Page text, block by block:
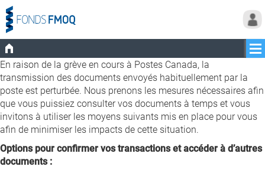
En raison de la grève en cours à Postes Canada, la
transmission des documents envoyés habituellement par la
poste est perturbée. Nous prenons les mesures nécessaires afin
que vous puissiez consulter vos documents à temps et vous
invitons à utiliser les moyens suivants mis en place pour vous
afin de minimiser les impacts de cette situation.
Options pour confirmer vos transactions et accéder à d’autres
documents :